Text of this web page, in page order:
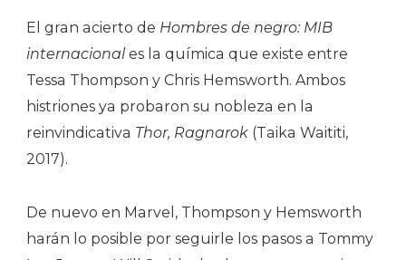
El gran acierto de Hombres de negro: MIB
internacionales la química que existe entre
Tessa Thompson y Chris Hemsworth. Ambos
histriones ya probaron su nobleza en la
reinvindicativa Thor, Ragnarok (Taika Waititi,
2017).
De nuevo en Marvel, Thompson y Hemsworth
harán lo posible por seguirle los pasos a Tommy